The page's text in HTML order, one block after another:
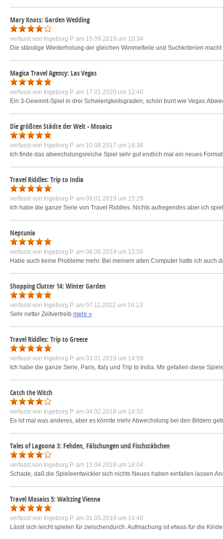
Mary Knots: Garden Wedding
verfasst von Ingeborg P. am 15.09.2019 um 10:34
Die ständige Wiederholung der gleichen Wimmelteile und Suchkriterien
Magica Travel Agency: Las Vegas
verfasst von Ingeborg P. am 17.01.2020 um 12:40
Ein 3-Gewinnt-Spiel in drei Schwierigkeitsgraden, schön bunt wie
Die größten Städte der Welt - Mosaics
verfasst von Ingeborg P. am 10.08.2017 um 16:36
Ich finde das abwechslungsreiche Spiel sehr gut endlich mal ein neues
Travel Riddles: Trip to India
verfasst von Ingeborg P. am 09.01.2019 um 15:29
Ich habe die ganze Serie von Travel Riddles. Nichts aufregendes aber ich
Neptunia
verfasst von Ingeborg P. am 08.08.2019 um 13:56
Habe auch keine Probleme mehr. Bei meinem alten Computer hatte ich auch
Shopping Clutter 14: Winter Garden
verfasst von Ingeborg P. am 07.11.2022 um 16:13
Sehr netter Zeitvertreib mehr »
Travel Riddles: Trip to Greece
verfasst von Ingeborg P. am 03.01.2019 um 14:59
Ich habe die ganze Serie, Paris, Italy und Trip to India. Mir gefallen diese
Catch the Witch
verfasst von Ingeborg P. am 04.02.2018 um 14:32
Es ist mal was anderes, aber es könnte mehr Abwechslung bei den Bildern
Tales of Lagoona 3: Fehden, Fälschungen und Fischstäbchen
verfasst von Ingeborg P. am 13.04.2018 um 16:04
Schade, daß die Spieleentwickler sich nichts Neues haben einfallen
Travel Mosaics 5: Waltzing Vienna
verfasst von Ingeborg P. am 01.05.2019 um 14:40
Lässt sich leicht spielen für zwischendurch. Aufmachung ist etwas für die